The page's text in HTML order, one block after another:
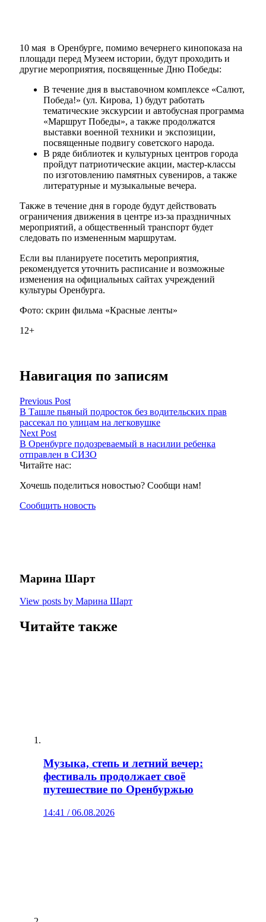
10 мая в Оренбурге, помимо вечернего кинопоказа на
площади перед Музеем истории, будут проходить и
другие мероприятия, посвященные Дню Победы:
В течение дня в выставочном комплексе «Салют,
Победа!» (ул. Кирова, 1) будут работать
тематические экскурсии и автобусная программа
«Маршрут Победы», а также продолжатся
выставки военной техники и экспозиции,
посвященные подвигу советского народа.
В ряде библиотек и культурных центров города
пройдут патриотические акции, мастер-классы
по изготовлению памятных сувениров, а также
литературные и музыкальные вечера.
Также в течение дня в городе будут действовать
ограничения движения в центре из-за праздничных
мероприятий, а общественный транспорт будет
следовать по измененным маршрутам.
Если вы планируете посетить мероприятия,
рекомендуется уточнить расписание и возможные
изменения на официальных сайтах учреждений
культуры Оренбурга.
Фото: скрин фильма «Красные ленты»
12+
Навигация по записям
Previous Post
В Ташле пьяный подросток без водительских прав
рассекал по улицам на легковушке
Next Post
В Оренбурге подозреваемый в насилии ребенка
отправлен в СИЗО
Читайте нас:
Хочешь поделиться новостью? Сообщи нам!
Сообщить новость
Марина Шарт
View posts by Марина Шарт
Читайте также
Музыка, степь и летний вечер:
фестиваль продолжает своё
путешествие по Оренбуржью
14:41 / 06.08.2026